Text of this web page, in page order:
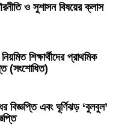
ও সুশাসন বিষয়ের ক্লাস
শিক্ষার্থীদের প্রাথমিক
(সংশোধিত)
এবং ঘূর্ণিঝড় ‘বুলবুল’